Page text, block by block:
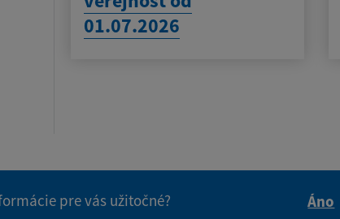
01.07.2026
pre vás užitočné?
Áno